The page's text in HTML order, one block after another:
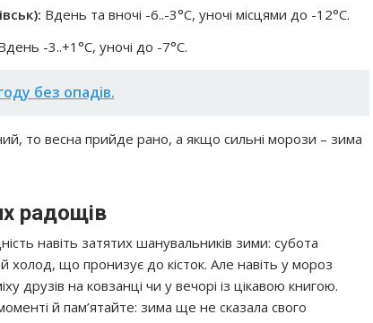
Вдень та вночі -6..-3°C, уночі місцями до -12°C.
-3..+1°C, уночі до -7°C.
без опадів.
то весна прийде рано, а якщо сильні морози – зима
радощів
навіть затятих шанувальників зими: субота
холод, що пронизує до кісток. Але навіть у мороз
друзів на ковзанці чи у вечорі із цікавою книгою.
й пам’ятайте: зима ще не сказала свого